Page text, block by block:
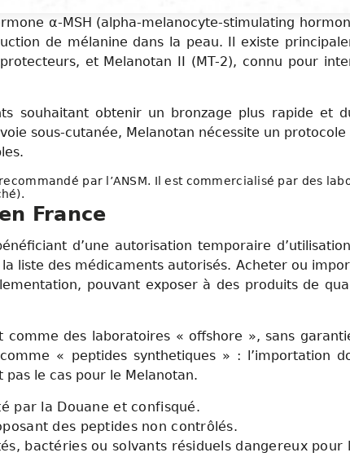
α-MSH (alpha-melanocyte-stimulating
de mélanine dans la peau. Il existe
et Melanotan II (MT-2), connu pour
souhaitant obtenir un bronzage plus rapide et
sous-cutanée, Melanotan nécessite un
par l’ANSM. Il est commercialisé par des
France
d’une autorisation temporaire
liste des médicaments autorisés. Acheter ou
pouvant exposer à des produits de
des laboratoires « offshore », sans
« peptides synthetiques » : l’importation
le cas pour le Melanotan.
par la Douane et confisqué.
des peptides non contrôlés.
bactéries ou solvants résiduels dangereux pour